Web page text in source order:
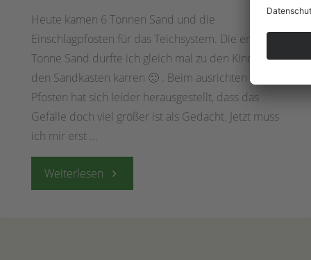
Heute kamen 6 Tonnen Sand und die
Einschlagpfosten für das Teichsystem. Die erste
Tonne Sand durfte ich gleich mal zu den Kinden in
den Sandkasten karren 🙂 . Beim ausrichten der
Pfosten hat sich leider herausgestellt, dass das
Gefälle doch viel größer ist als Gedacht. Jetzt muss
ich mir erst …
Weiterlesen "16.